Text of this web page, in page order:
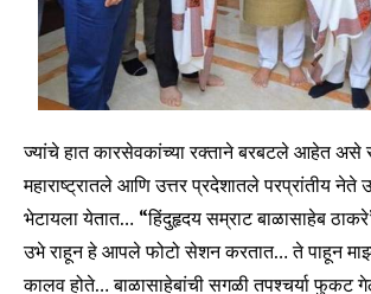
ज्यांचे हात कारसेवकांच्या रक्ताने बरबटले आहेत असे
महाराष्ट्रातले आणि उत्तर प्रदेशातले परप्रांतीय नेते
भेटायला येतात… “हिंदुहृदय सम्राट बाळासाहेब
उभे राहून हे आपले फोटो सेशन करतात… ते पाहून
कालव होते… बाळासाहेबांची सगळी तपश्चर्या फुकट